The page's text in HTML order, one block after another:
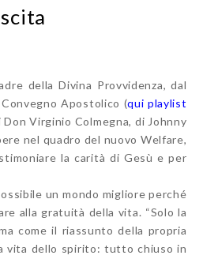
della Divina Provvidenza, dal
Apostolico (qui playlist
Virginio Colmegna, di Johnny
nel quadro del nuovo Welfare,
la carità di Gesù e per
un mondo migliore perché
alla gratuità della vita. “Solo la
come il riassunto della propria
vita dello spirito: tutto chiuso in